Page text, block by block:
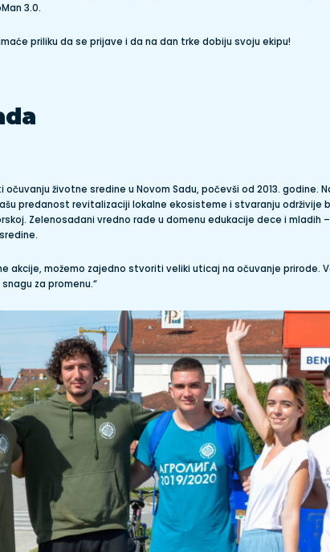
3.0.
priliku da se prijave i da na dan trke dobiju svoju ekipu!
životne sredine u Novom Sadu, počevši od 2013. godine.
predanost revitalizaciji lokalne ekosisteme i stvaranju održivije
Zelenosađani vredno rade u domenu edukacije dece i mladih
akcije, možemo zajedno stvoriti veliki uticaj na očuvanje prirode.
za promenu.“